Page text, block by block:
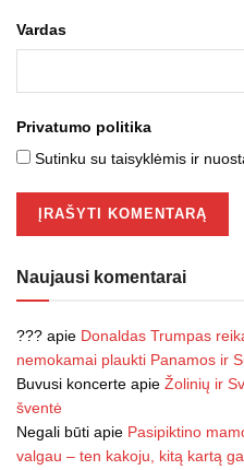
Vardas
Privatumo politika
Sutinku su taisyklėmis ir
Naujausi komentarai
??? apie Donaldas Trumpas
nemokamai plaukti Panamos ir
Buvusi koncerte apie Žolinių ir
šventė
Negali būti apie Pasipiktino
valgau – ten kakoju, kitą kartą